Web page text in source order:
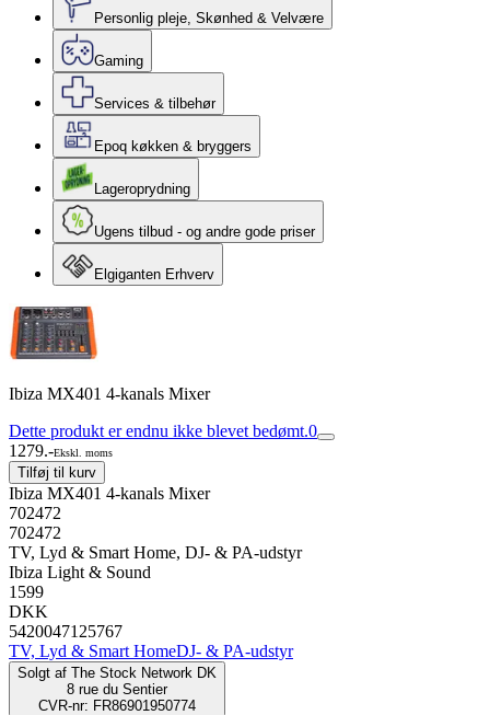
Personlig pleje, Skønhed & Velvære
Gaming
Services & tilbehør
Epoq køkken & bryggers
Lageroprydning
Ugens tilbud - og andre gode priser
Elgiganten Erhverv
Ibiza MX401 4-kanals Mixer
Dette produkt er endnu ikke blevet bedømt.0
1279.-Ekskl. moms
Tilføj til kurv
Ibiza MX401 4-kanals Mixer
702472
702472
TV, Lyd & Smart Home, DJ- & PA-udstyr
Ibiza Light & Sound
1599
DKK
5420047125767
TV, Lyd & Smart HomeDJ- & PA-udstyr
Solgt af The Stock Network DK
8 rue du Sentier
CVR-nr: FR86901950774